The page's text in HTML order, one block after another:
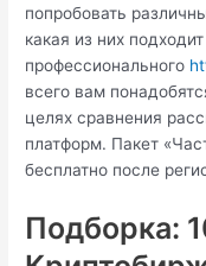
попробовать
какая из них
профессионального
всего вам
целях сравнения
платформ. Пакет
бесплатно после
Подборка: